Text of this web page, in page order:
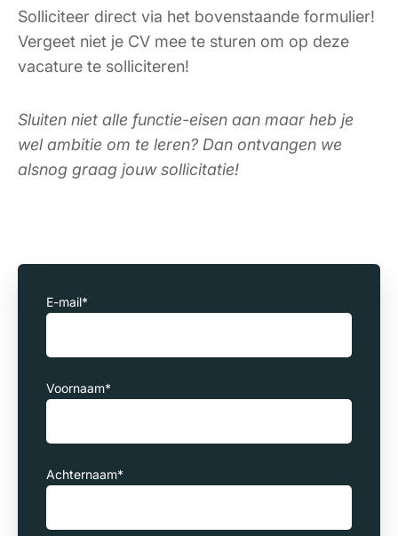
Solliciteer direct via het bovenstaande formulier!
Vergeet niet je CV mee te sturen om op deze
vacature te solliciteren!
Sluiten niet alle functie-eisen aan maar heb je
wel ambitie om te leren? Dan ontvangen we
alsnog graag jouw sollicitatie!
E-mail*
Voornaam*
Achternaam*